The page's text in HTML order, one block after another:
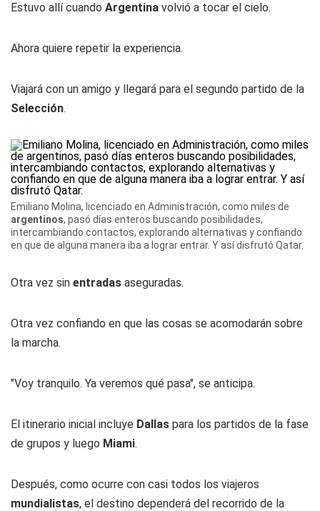
Estuvo allí cuando Argentina volvió a tocar el cielo.
Ahora quiere repetir la experiencia.
Viajará con un amigo y llegará para el segundo partido de la
Selección.
Emiliano Molina, licenciado en Administración, como miles de
argentinos, pasó días enteros buscando posibilidades,
intercambiando contactos, explorando alternativas y confiando
en que de alguna manera iba a lograr entrar. Y así disfrutó Qatar.
Otra vez sin entradas aseguradas.
Otra vez confiando en que las cosas se acomodarán sobre
la marcha.
"Voy tranquilo. Ya veremos qué pasa", se anticipa.
El itinerario inicial incluye Dallas para los partidos de la fase
de grupos y luego Miami.
Después, como ocurre con casi todos los viajeros
mundialistas, el destino dependerá del recorrido de la